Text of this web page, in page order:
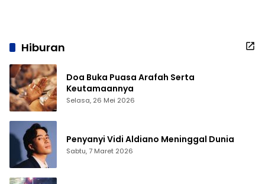
Hiburan
Doa Buka Puasa Arafah Serta
Keutamaannya
Selasa, 26 Mei 2026
Penyanyi Vidi Aldiano Meninggal Dunia
Sabtu, 7 Maret 2026